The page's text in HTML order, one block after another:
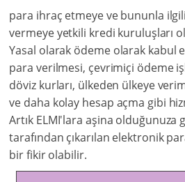
para ihraç etmeye ve bununla
vermeye yetkili kredi kuruluşları
Yasal olarak ödeme olarak kabul
para verilmesi, çevrimiçi ödeme
döviz kurları, ülkeden ülkeye
ve daha kolay hesap açma gibi
Artık ELMI'lara aşina
tarafından çıkarılan elektronik
bir fikir olabilir.